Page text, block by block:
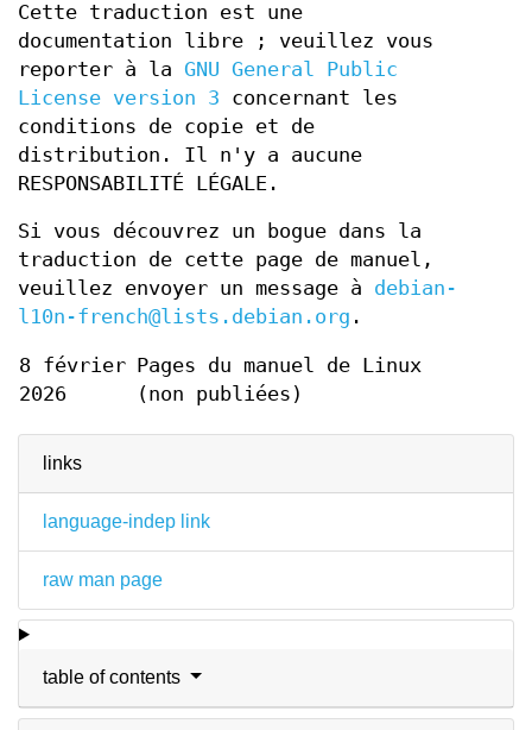
links
language-indep link
raw man page
table of contents
Cette traduction est une
documentation libre ; veuillez vous
reporter à la GNU General Public
License version 3 concernant les
conditions de copie et de
distribution. Il n'y a aucune
RESPONSABILITÉ LÉGALE.
Si vous découvrez un bogue dans la
traduction de cette page de manuel,
veuillez envoyer un message à debian-
l10n-french@lists.debian.org .
8 février
2026
Pages du manuel de Linux
(non publiées)